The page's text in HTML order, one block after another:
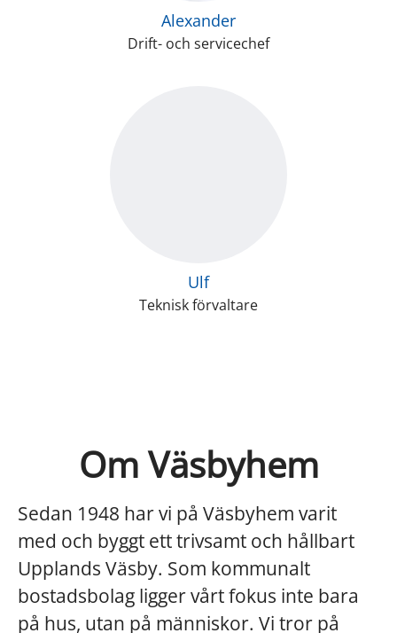
Alexander
Drift- och servicechef
Ulf
Teknisk förvaltare
Om Väsbyhem
Sedan 1948 har vi på Väsbyhem varit
med och byggt ett trivsamt och hållbart
Upplands Väsby. Som kommunalt
bostadsbolag ligger vårt fokus inte bara
på hus, utan på människor. Vi tror på